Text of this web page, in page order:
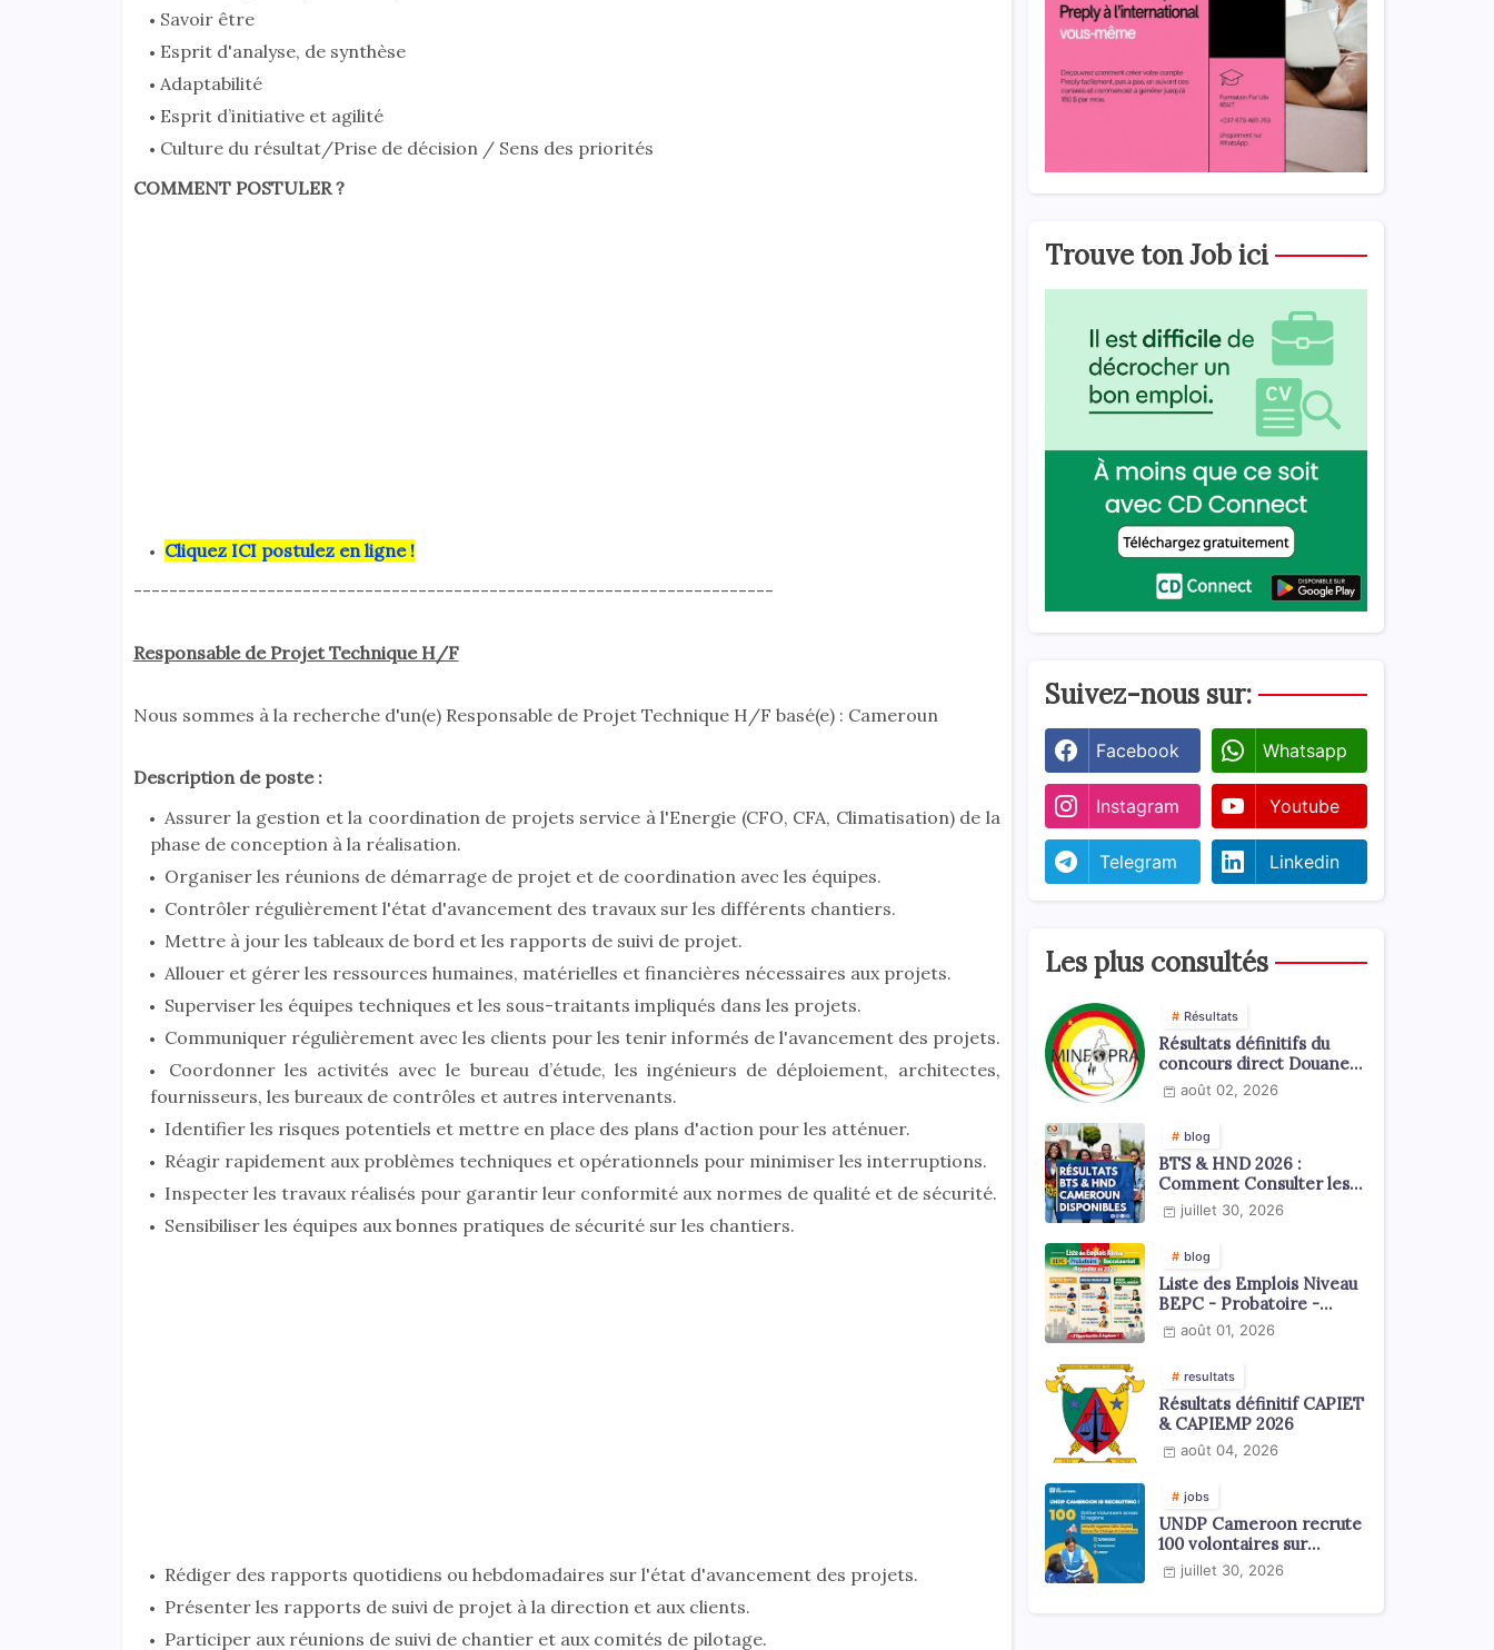
Savoir être
Esprit d'analyse, de synthèse
Adaptabilité
Esprit d’initiative et agilité
Culture du résultat/Prise de décision / Sens des priorités
COMMENT POSTULER ?
Cliquez ICI postulez en ligne !
------------------------------------------------------------------------
Responsable de Projet Technique H/F
Nous sommes à la recherche d'un(e) Responsable de Projet Technique H/F basé(e) : Cameroun
Description de poste :
Assurer la gestion et la coordination de projets service à l'Energie (CFO, CFA, Climatisation) de la
phase de conception à la réalisation.
Organiser les réunions de démarrage de projet et de coordination avec les équipes.
Contrôler régulièrement l'état d'avancement des travaux sur les différents chantiers.
Mettre à jour les tableaux de bord et les rapports de suivi de projet.
Allouer et gérer les ressources humaines, matérielles et financières nécessaires aux projets.
Superviser les équipes techniques et les sous-traitants impliqués dans les projets.
Communiquer régulièrement avec les clients pour les tenir informés de l'avancement des projets.
Coordonner les activités avec le bureau d’étude, les ingénieurs de déploiement, architectes,
fournisseurs, les bureaux de contrôles et autres intervenants.
Identifier les risques potentiels et mettre en place des plans d'action pour les atténuer.
Réagir rapidement aux problèmes techniques et opérationnels pour minimiser les interruptions.
Inspecter les travaux réalisés pour garantir leur conformité aux normes de qualité et de sécurité.
Sensibiliser les équipes aux bonnes pratiques de sécurité sur les chantiers.
Rédiger des rapports quotidiens ou hebdomadaires sur l'état d'avancement des projets.
Présenter les rapports de suivi de projet à la direction et aux clients.
Participer aux réunions de suivi de chantier et aux comités de pilotage.
Trouve ton Job ici
Suivez-nous sur:
Facebook Whatsapp
Instagram Youtube
Telegram Linkedin
Les plus consultés
Résultats
Résultats définitifs du
concours direct Douanes
2026août 02, 2026
blog
BTS & HND 2026 :
Comment Consulter les
Résultats ?
juillet 30, 2026
blog
Liste des Emplois Niveau
BEPC - Probatoire -
Baccalauréat dispoblible
en 2026
août 01, 2026
resultats
Résultats définitif CAPIET
& CAPIEMP 2026
août 04, 2026
jobs
UNDP Cameroon recrute
100 volontaires sur
l'échelle du territoire
national
juillet 30, 2026